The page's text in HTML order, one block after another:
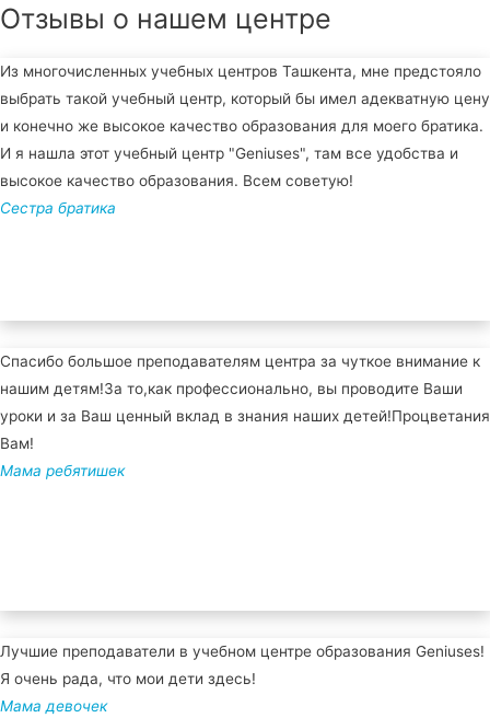
Отзывы о нашем центре
Из многочисленных учебных центров Ташкента, мне предстояло
выбрать такой учебный центр, который бы имел адекватную цену
и конечно же высокое качество образования для моего братика.
И я нашла этот учебный центр "Geniuses", там все удобства и
высокое качество образования. Всем советую!
Сестра братика
Спасибо большое преподавателям центра за чуткое внимание к
нашим детям!За то,как профессионально, вы проводите Ваши
уроки и за Ваш ценный вклад в знания наших детей!Процветания
Вам!
Мама ребятишек
Лучшие преподаватели в учебном центре образования Geniuses!
Я очень рада, что мои дети здесь!
Мама девочек